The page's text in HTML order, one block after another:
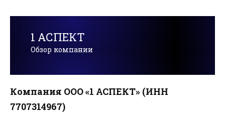
1 АСПЕКТ
Обзор компании
Компания ООО «1 АСПЕКТ» (ИНН
7707314967)